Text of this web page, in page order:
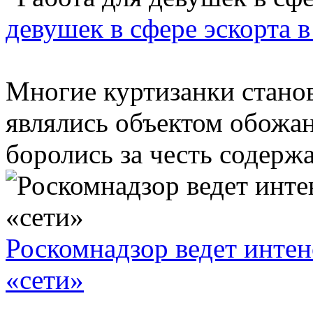
девушек в сфере эскорта
Многие куртизанки
являлись объектом
боролись за честь
Роскомнадзор ведет
«сети»